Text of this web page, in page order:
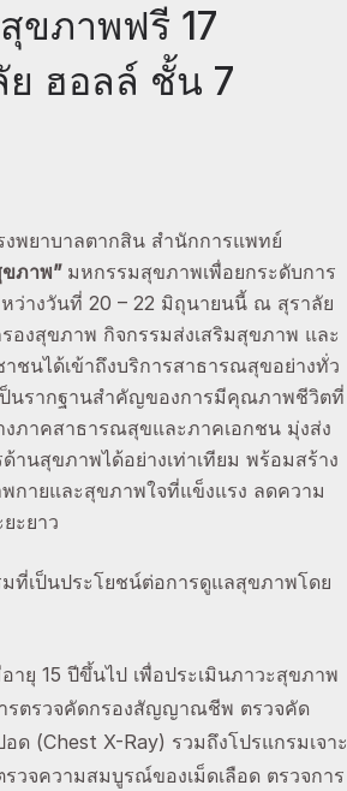
ขภาพฟรี 17
ฮอลล์ ชั้น 7
พยาบาลตากสิน สำนักการแพทย์
ขภาพ” มหกรรมสุขภาพเพื่อยกระดับการ
างวันที่ 20 – 22 มิถุนายนนี้ ณ สุราลัย
งสุขภาพ กิจกรรมส่งเสริมสุขภาพ และ
ชนได้เข้าถึงบริการสาธารณสุขอย่างทั่ว
ป็นรากฐานสำคัญของการมีคุณภาพชีวิตที่
ภาคสาธารณสุขและภาคเอกชน มุ่งส่ง
านสุขภาพได้อย่างเท่าเทียม พร้อมสร้าง
กายและสุขภาพใจที่แข็งแรง ลดความ
ะยาว
ที่เป็นประโยชน์ต่อการดูแลสุขภาพโดย
ายุ 15 ปีขึ้นไป เพื่อประเมินภาวะสุขภาพ
ารตรวจคัดกรองสัญญาณชีพ ตรวจคัด
ด (Chest X-Ray) รวมถึงโปรแกรมเจาะ
วจความสมบูรณ์ของเม็ดเลือด ตรวจการ